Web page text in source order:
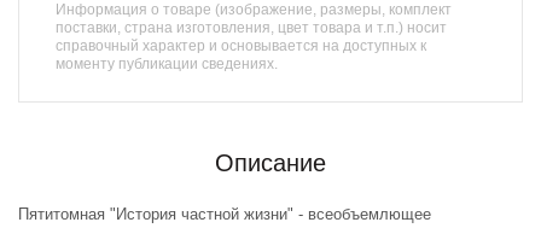
Информация о товаре (изображение, размеры, комплект
поставки, страна изготовления, цвет товара и т.п.) носит
справочный характер и основывается на доступных к
моменту публикации сведениях.
Описание
Пятитомная "История частной жизни" - всеобъемлющее